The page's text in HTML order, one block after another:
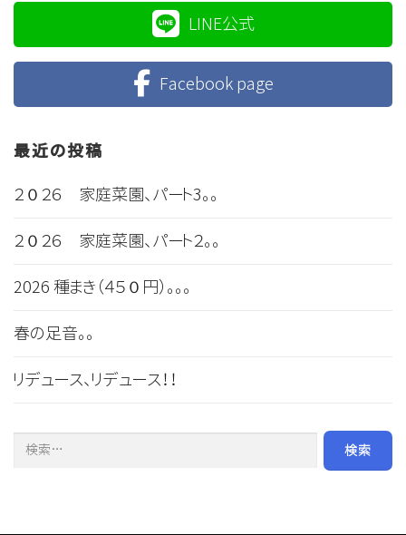
LINE公式
Facebook page
最近の投稿
２０２６ 家庭菜園、パート3。。
２０２６ 家庭菜園、パート２。。
2026 種まき（４５０円）。。。
春の足音。。
リデュース、リデュース！！
検索: